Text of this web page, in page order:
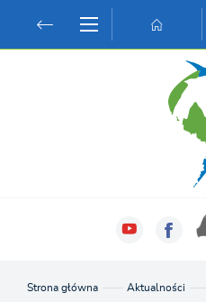
Przejdź do wyszukiwarki.
Przejdź do ustawień wielkości czcionki.
Włącz wersję kontrastową strony.
Strona główna Aktualności